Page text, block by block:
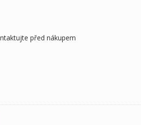
před nákupem